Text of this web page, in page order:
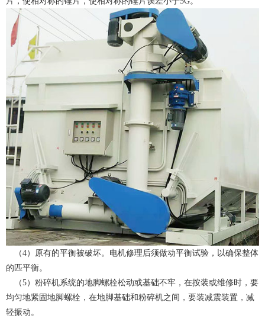
（4）原有的平衡被破坏。电机修理后须做动平衡试验，以确保整体
的匹平衡。
（5）粉碎机系统的地脚螺栓松动或基础不牢，在按装或维修时，要
均匀地紧固地脚螺栓，在地脚基础和粉碎机之间，要装减震装置，减
轻振动。